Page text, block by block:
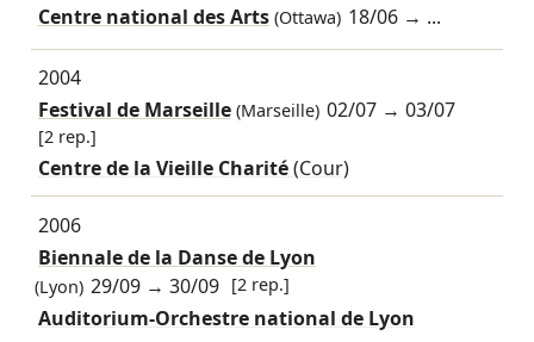
Centre national des Arts(Ottawa) 18/06 → ...
2004
Festival de Marseille(Marseille) 02/07 →03/07
[2 rep.]
Centre de la Vieille Charité(Cour)
2006
Biennale de la Danse de Lyon
(Lyon) 29/09 →30/09 [2 rep.]
Auditorium-Orchestre national de Lyon